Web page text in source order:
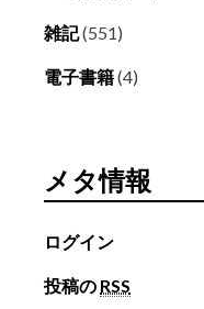
雑記(551)
電子書籍(4)
メタ情報
ログイン
投稿の RSS